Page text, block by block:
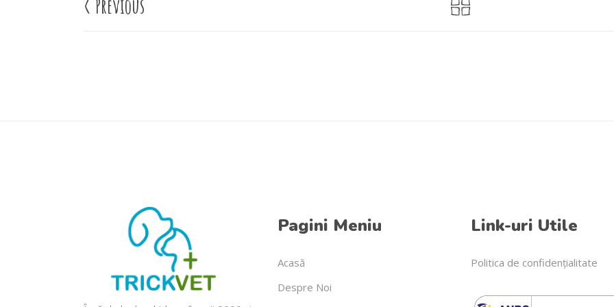
< Previous
Pagini Meniu
Acasă
Despre Noi
Link-uri Utile
Politica de confidențialitate